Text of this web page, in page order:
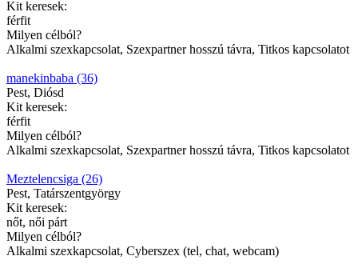
Kit keresek:
férfit
Milyen célból?
Alkalmi szexkapcsolat, Szexpartner hosszú távra, Titkos kapcsolatot
manekinbaba (36)
Pest, Diósd
Kit keresek:
férfit
Milyen célból?
Alkalmi szexkapcsolat, Szexpartner hosszú távra, Titkos kapcsolatot
Meztelencsiga (26)
Pest, Tatárszentgyörgy
Kit keresek:
nőt, női párt
Milyen célból?
Alkalmi szexkapcsolat, Cyberszex (tel, chat, webcam)